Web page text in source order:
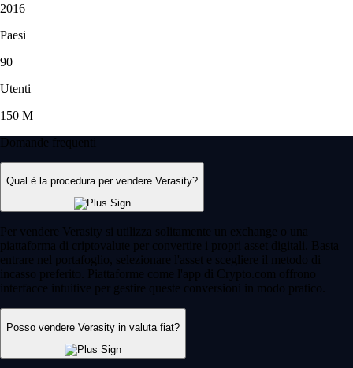
2016
Paesi
90
Utenti
150 M
Domande frequenti
Qual è la procedura per vendere Verasity?
Per vendere Verasity si utilizza solitamente un exchange o una
piattaforma di criptovalute per convertire i propri asset digitali. Basta
entrare nel portafoglio, selezionare l'asset e scegliere il metodo di
incasso preferito. Piattaforme come l'app di Crypto.com offrono
interfacce intuitive per gestire queste conversioni in modo pratico.
Posso vendere Verasity in valuta fiat?